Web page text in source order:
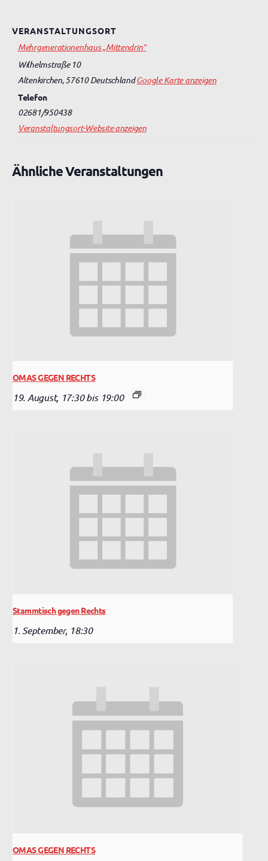
VERANSTALTUNGSORT
Mehrgenerationenhaus „Mittendrin“
Wilhelmstraße 10
Altenkirchen,57610 DeutschlandGoogle Karte anzeigen
Telefon
02681/950438
Veranstaltungsort-Website anzeigen
Ähnliche Veranstaltungen
OMAS GEGEN RECHTS
19. August, 17:30 bis 19:00
Stammtisch gegen Rechts
1. September, 18:30
OMAS GEGEN RECHTS